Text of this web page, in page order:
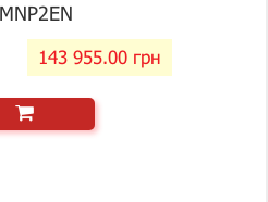
143 955.00 грн